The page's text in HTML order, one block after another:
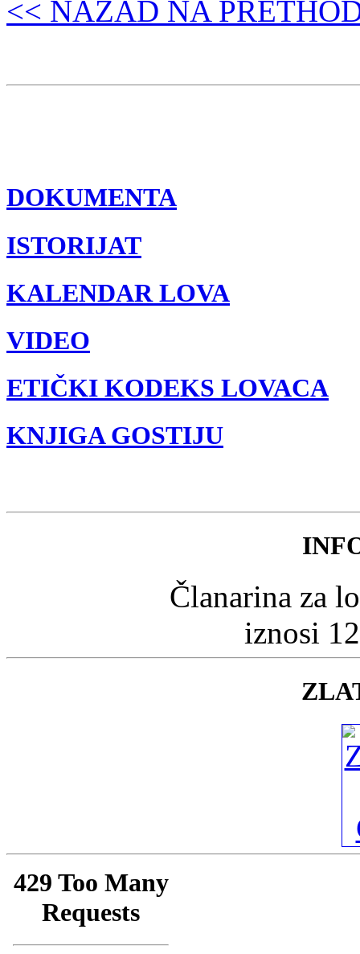
<< NAZAD NA
DOKUMENTA
ISTORIJAT
KALENDAR LOVA
VIDEO
ETIČKI KODEKS LOVACA
KNJIGA GOSTIJU
Članarina za
iznosi